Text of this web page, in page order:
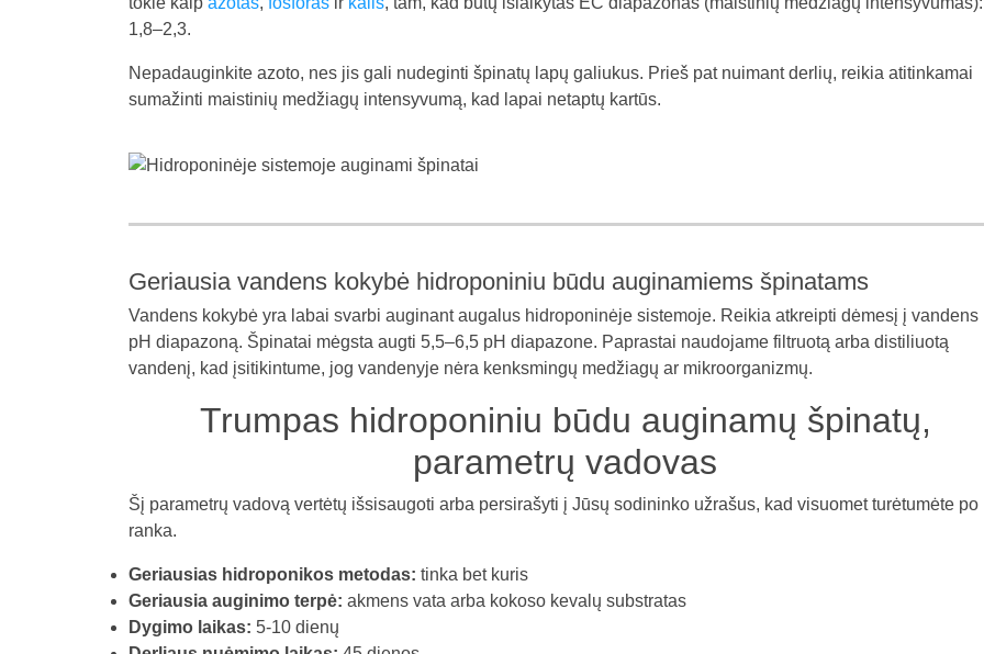
1,8–2,3.
Nepadauginkite azoto, nes jis gali nudeginti špinatų lapų galiukus. Prieš pat nuimant derlių, reikia atitinkamai
sumažinti maistinių medžiagų intensyvumą, kad lapai netaptų kartūs.
Geriausia vandens kokybė hidroponiniu būdu auginamiems špinatams
Vandens kokybė yra labai svarbi auginant augalus hidroponinėje sistemoje. Reikia atkreipti dėmesį į vandens
pH diapazoną. Špinatai mėgsta augti 5,5–6,5 pH diapazone. Paprastai naudojame filtruotą arba distiliuotą
vandenį, kad įsitikintume, jog vandenyje nėra kenksmingų medžiagų ar mikroorganizmų.
Trumpas hidroponiniu būdu auginamų špinatų,
parametrų vadovas
Šį parametrų vadovą vertėtų išsisaugoti arba persirašyti į Jūsų sodininko užrašus, kad visuomet turėtumėte po
ranka.
Geriausias hidroponikos metodas: tinka bet kuris
Geriausia auginimo terpė: akmens vata arba kokoso kevalų substratas
Dygimo laikas: 5-10 dienų